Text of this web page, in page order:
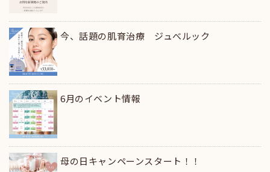
今、話題の肌育治療 ジュべルック
6月のイベント情報
母の日キャンペーンスタート！！